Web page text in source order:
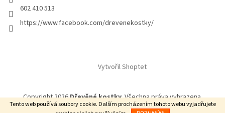
Tento web používá soubory cookie. Dalším procházením tohoto webu vyjadřujete
602 410 513
https://www.facebook.com/drevenekostky/
Vytvořil Shoptet
Copyright 2026Dřevěné kostky. Všechna práva vyhrazena.